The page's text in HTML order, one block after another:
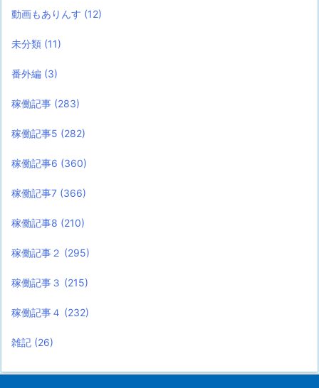
動画もありんす (12)
未分類 (11)
番外編 (3)
稼働記事 (283)
稼働記事5 (282)
稼働記事6 (360)
稼働記事7 (366)
稼働記事8 (210)
稼働記事２ (295)
稼働記事３ (215)
稼働記事４ (232)
雑記 (26)